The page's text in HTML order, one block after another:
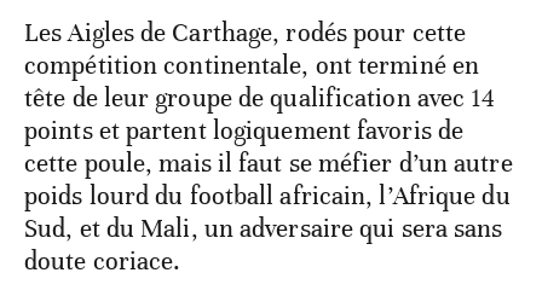
Les Aigles de Carthage, rodés pour cette
compétition continentale, ont terminé en
tête de leur groupe de qualification avec 14
points et partent logiquement favoris de
cette poule, mais il faut se méfier d’un autre
poids lourd du football africain, l’Afrique du
Sud, et du Mali, un adversaire qui sera sans
doute coriace.